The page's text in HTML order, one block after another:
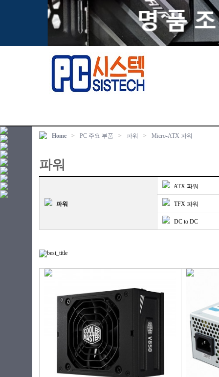
Home > PC 주요 부품 > 파워 > Micro-ATX 파워
파워
파워
ATX 파워
TFX 파워
DC to DC